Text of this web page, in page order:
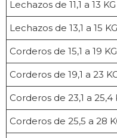
Lechazos de 11,1 a 13 KG
Lechazos de 13,1 a 15 KG
Corderos de 15,1 a 19 KG
Corderos de 19,1 a 23
Corderos de 23,1 a 25,4
Corderos de 25,5 a 28